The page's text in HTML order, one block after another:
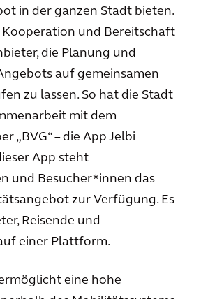
in der ganzen Stadt bieten.
und Bereitschaft
die Planung und
auf gemeinsamen
zu lassen. So hat die Stadt
mit dem
„BVG“ – die App Jelbi
App steht
und Besucher*innen das
zur Verfügung. Es
Reisende und
einer Plattform.
eine hohe